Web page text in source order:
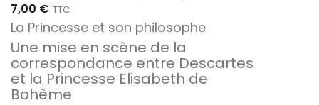
7,00 € TTC
La Princesse et son philosophe
Une mise en scène de la
correspondance entre Descartes
et la Princesse Elisabeth de
Bohème